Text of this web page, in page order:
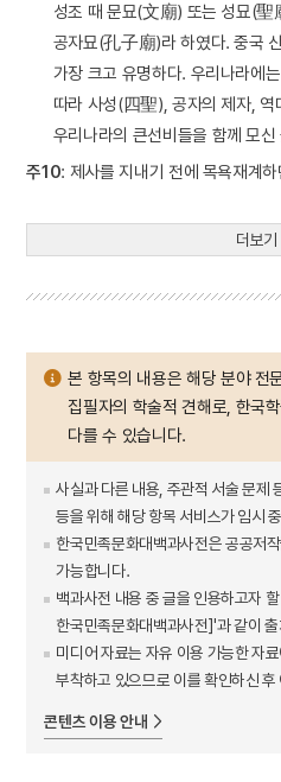
성조 때 문묘(文廟) 또는 성묘(聖
공자묘(孔子廟)라 하였다. 중국
가장 크고 유명하다. 우리나라에
따라 사성(四聖), 공자의 제자,
우리나라의 큰선비들을 함께 모신
주10: 제사를 지내기 전에 목욕재계
더보기
본 항목의 내용은 해당 분야 전
집필자의 학술적 견해로, 한국
다를 수 있습니다.
사실과 다른 내용, 주관적 서술 문제
등을 위해 해당 항목 서비스가 임시
한국민족문화대백과사전은 공공저
가능합니다.
백과사전 내용 중 글을 인용하고자
한국민족문화대백과사전]'과 같이
미디어 자료는 자유 이용 가능한 자
부착하고 있으므로 이를 확인하신
콘텐츠 이용 안내